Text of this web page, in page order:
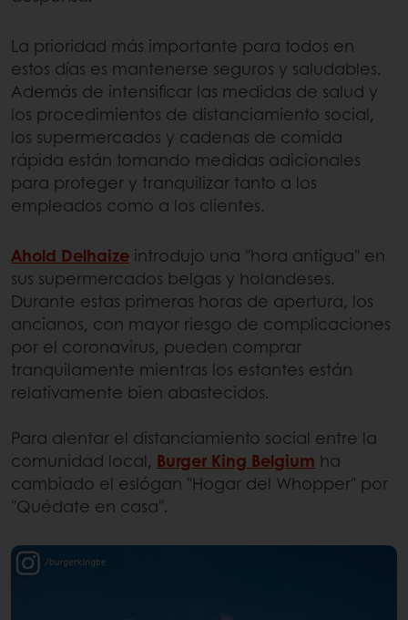
La prioridad más importante para todos en
estos días es mantenerse seguros y saludables.
Además de intensificar las medidas de salud y
los procedimientos de distanciamiento social,
los supermercados y cadenas de comida
rápida están tomando medidas adicionales
para proteger y tranquilizar tanto a los
empleados como a los clientes.
Ahold Delhaize introdujo una "hora antigua" en
sus supermercados belgas y holandeses.
Durante estas primeras horas de apertura, los
ancianos, con mayor riesgo de complicaciones
por el coronavirus, pueden comprar
tranquilamente mientras los estantes están
relativamente bien abastecidos.
Para alentar el distanciamiento social entre la
comunidad local, Burger King Belgium ha
cambiado el eslógan "Hogar del Whopper" por
"Quédate en casa".